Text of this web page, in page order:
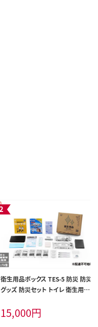
衛生用品ボックス TES-5 防災 防災
グッズ 防災セット トイレ 衛生用品
ヤマ 防災士監修 災害備蓄管理士
監修
15,000円